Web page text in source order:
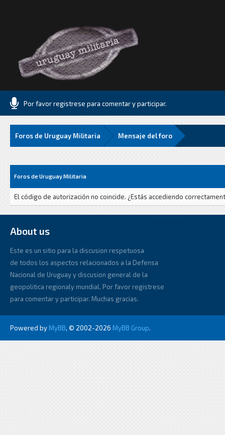
Por favor registrese para comentar y participar.
Foros de Uruguay Militaria Mensaje del foro
Foros de Uruguay Militaria
El código de autorización no coincide. ¿Estás accediendo
About us
Este es un sitio para la discusion respetuosa
de todos los aspectos relacionados a la Defensa
Nacional de Uruguay y discusion general de la
geopolitica regionaly mundial. Por favor registrese
para comentar y participar. Muchas gracias.
Powered by MyBB, © 2002-2026 MyBB Group.